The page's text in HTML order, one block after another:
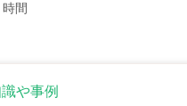
間
や事例